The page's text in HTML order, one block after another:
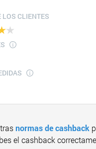
LOS CLIENTES
normas de cashback
el cashback